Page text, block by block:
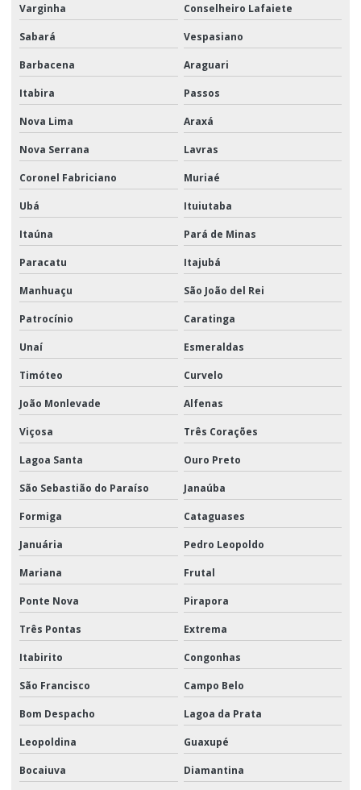
Varginha Conselheiro Lafaiete
Sabará Vespasiano
Barbacena Araguari
Itabira Passos
Nova Lima Araxá
Nova Serrana Lavras
Coronel Fabriciano Muriaé
Ubá Ituiutaba
Itaúna Pará de Minas
Paracatu Itajubá
Manhuaçu São João del Rei
Patrocínio Caratinga
Unaí Esmeraldas
Timóteo Curvelo
João Monlevade Alfenas
Viçosa Três Corações
Lagoa Santa Ouro Preto
São Sebastião do Paraíso Janaúba
Formiga Cataguases
Januária Pedro Leopoldo
Mariana Frutal
Ponte Nova Pirapora
Três Pontas Extrema
Itabirito Congonhas
São Francisco Campo Belo
Bom Despacho Lagoa da Prata
Leopoldina Guaxupé
Bocaiuva Diamantina